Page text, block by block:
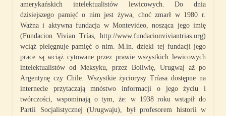
amerykańskich intelektualistów lewicowych. Do dnia
dzisiejszego pamięć o nim jest żywa, choć zmarł w 1980 r.
Ważna i aktywna fundacja w Montevideo, nosząca jego imię
(Fundacion Vivian Trías, http://www.fundacionviviantrias.org)
wciąż pielęgnuje pamięć o nim. M.in. dzięki tej fundacji jego
prace są wciąż cytowane przez prawie wszystkich lewicowych
intelektualistów od Meksyku, przez Boliwię, Urugwaj aż po
Argentynę czy Chile. Wszystkie życiorysy Tríasa dostępne na
internecie przytaczają mnóstwo informacji o jego życiu i
twórczości, wspominają o tym, że: w 1938 roku wstąpił do
Partii Socjalistycznej (Urugwaju), był profesorem historii w